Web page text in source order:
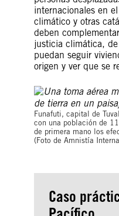
internacionales en
climático y otras
deben
justicia climática,
puedan seguir
origen y ver que se
Funafuti, capital de
con una población de
de primera mano los
(Foto de Amnistía
Caso